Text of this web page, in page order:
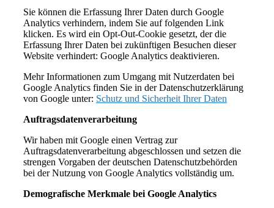
Sie können die Erfassung Ihrer Daten durch Google
Analytics verhindern, indem Sie auf folgenden Link
klicken. Es wird ein Opt-Out-Cookie gesetzt, der die
Erfassung Ihrer Daten bei zukünftigen Besuchen dieser
Website verhindert: Google Analytics deaktivieren.
Mehr Informationen zum Umgang mit Nutzerdaten bei
Google Analytics finden Sie in der Datenschutzerklärung
von Google unter: Schutz und Sicherheit Ihrer Daten
Auftragsdatenverarbeitung
Wir haben mit Google einen Vertrag zur
Auftragsdatenverarbeitung abgeschlossen und setzen die
strengen Vorgaben der deutschen Datenschutzbehörden
bei der Nutzung von Google Analytics vollständig um.
Demografische Merkmale bei Google Analytics